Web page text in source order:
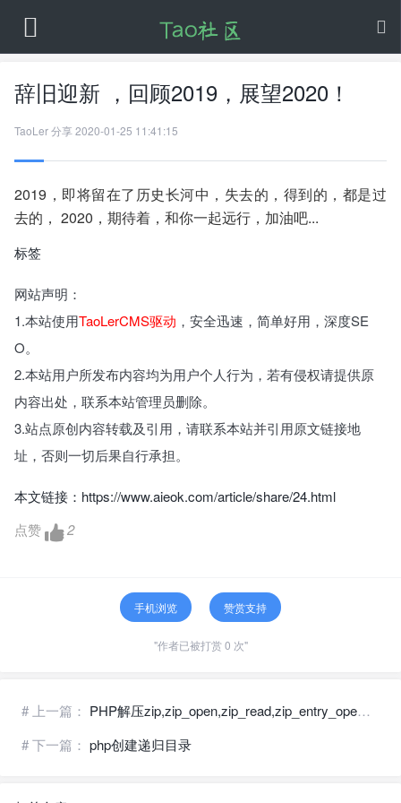
辞旧迎新 ，回顾2019，展望2020！
TaoLer分享2020-01-25 11:41:15
2019，即将留在了历史长河中，失去的，得到的，都是过
去的， 2020，期待着，和你一起远行，加油吧...
标签
网站声明：
1.本站使用TaoLerCMS驱动 ，安全迅速，简单好用，深度SE
O。
2.本站用户所发布内容均为用户个人行为，若有侵权请提供原
内容出处，联系本站管理员删除。
3.站点原创内容转载及引用，请联系本站并引用原文链接地
址，否则一切后果自行承担。
本文链接： https://www.aieok.com/article/share/24.html
点赞
2
手机浏览 赞赏支持
"作者已被打赏 0 次"
# 上一篇： PHP解压zip,zip_open,zip_read,zip_entry_open使用方法
# 下一篇： php创建递归目录